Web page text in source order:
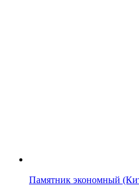
Памятник экономный